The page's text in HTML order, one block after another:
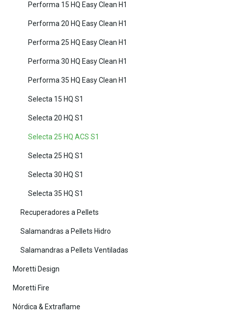
Performa 15 HQ Easy Clean H1
Performa 20 HQ Easy Clean H1
Performa 25 HQ Easy Clean H1
Performa 30 HQ Easy Clean H1
Performa 35 HQ Easy Clean H1
Selecta 15 HQ S1
Selecta 20 HQ S1
Selecta 25 HQ ACS S1
Selecta 25 HQ S1
Selecta 30 HQ S1
Selecta 35 HQ S1
Recuperadores a Pellets
Salamandras a Pellets Hidro
Salamandras a Pellets Ventiladas
Moretti Design
Moretti Fire
Nórdica & Extraflame